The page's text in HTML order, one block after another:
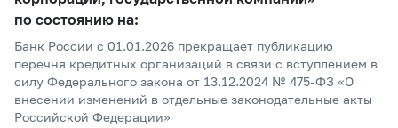
по состоянию на:
Банк России c 01.01.2026 прекращает публикацию
перечня кредитных организаций в связи с вступлением в
силу Федерального закона от 13.12.2024 № 475-ФЗ «О
внесении изменений в отдельные законодательные акты
Российской Федерации»